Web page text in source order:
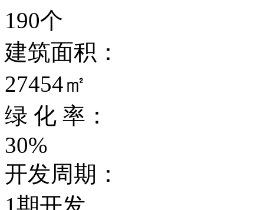
190个
建筑面积：
27454㎡
绿 化 率：
30%
开发周期：